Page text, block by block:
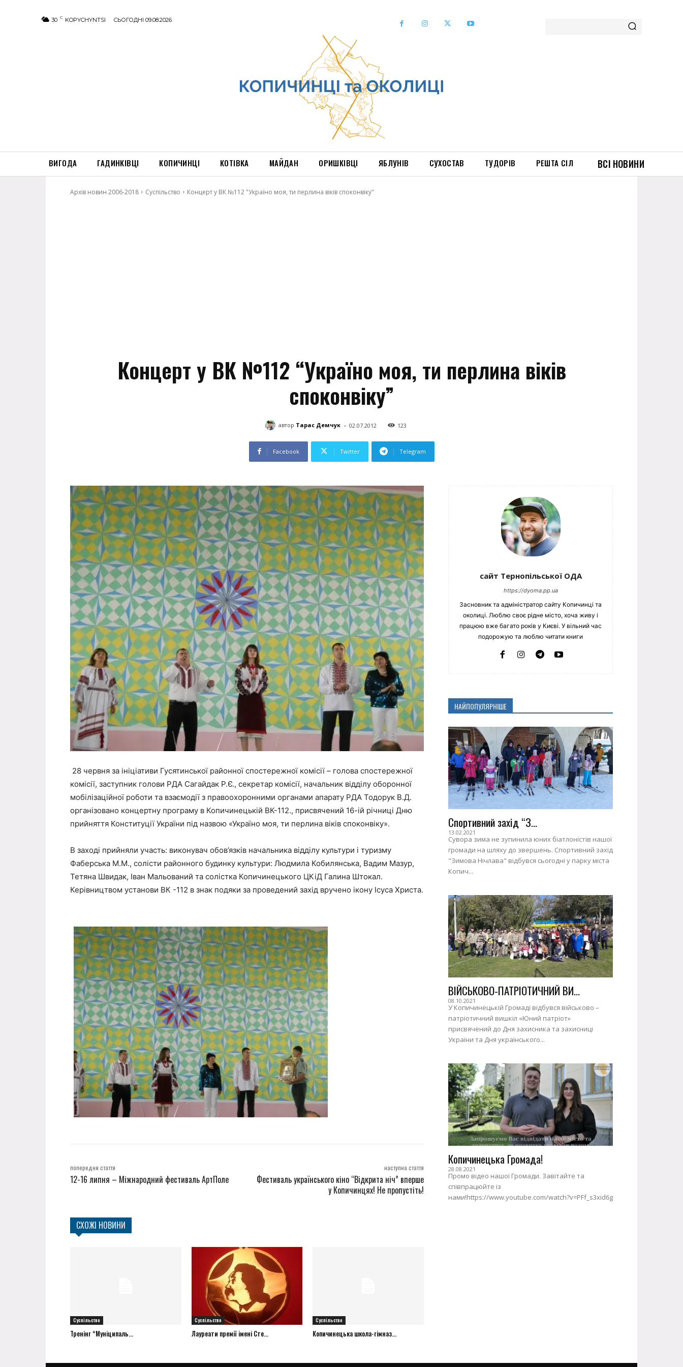
30 C KOPYCHYNTSI СЬОГОДНІ 09.08.2026
ВИГОДА ГАДИНКІВЦІ КОПИЧИНЦІ КОТІВКА МАЙДАН ОРИШКІВЦІ ЯБЛУНІВ СУХОСТАВ ТУДОРІВ РЕШТА СІЛ ВСІ НОВИНИ
Архів новин 2006-2018 Суспільство Концерт у ВК №112 "Україно моя, ти перлина віків споконвіку"
Концерт у ВК №112 “Україно моя, ти перлина віків
споконвіку”
автор Тарас Демчук - 02.07.2012 123
Facebook Twitter Telegram
28 червня за ініціативи Гусятинської районної спостережної комісії – голова спостережної
комісії, заступник голови РДА Сагайдак Р.Є., секретар комісії, начальник відділу оборонної
мобілізаційної роботи та взаємодії з правоохоронними органами апарату РДА Тодорук В.Д.
організовано концертну програму в Копичинецькій ВК-112., присвячений 16-ій річниці Дню
прийняття Конституції України під назвою «Україно моя, ти перлина віків споконвіку».
В заході прийняли участь: виконувач обов’язків начальника відділу культури і туризму
Фаберська М.М., солісти районного будинку культури: Людмила Кобилянська, Вадим Мазур,
Тетяна Швидак, Іван Мальований та солістка Копичинецького ЦКіД Галина Штокал.
Керівництвом установи ВК -112 в знак подяки за проведений захід вручено ікону Ісуса Христа.
попередня стаття
12-16 липня – Міжнародний фестиваль АртПоле
наступна стаття
Фестиваль українського кіно “Відкрита ніч” вперше
у Копичинцях! Не пропустіть!
СХОЖІ НОВИНИ
Суспільство
Тренінг “Муніципаль...
Суспільство
Лауреати премії імені Сте...
Суспільство
Копичинецька школа-гімназ...
сайт Тернопільської ОДА
https://dyoma.pp.ua
Засновник та адміністратор сайту Копичинці та
околиці. Люблю своє рідне місто, хоча живу і
працюю вже багато років у Києві. У вільний час
подорожую та люблю читати книги
НАЙПОПУЛЯРНІШЕ
Спортивний захід “З...
13.02.2021
Сувора зима не зупинила юних біатлоністів нашої
громади на шляху до звершень. Спортивний захід
"Зимова Нічлава" відбувся сьогодні у парку міста
Копич...
ВІЙСЬКОВО-ПАТРІОТИЧНИЙ ВИ...
08.10.2021
У Копичинецькій Громаді відбувся військово –
патріотичний вишкіл «Юний патріот»
присвячений до Дня захисника та захисниці
України та Дня українського...
Копичинецька Громада!
28.08.2021
Промо відео нашої Громади. Завітайте та
співпрацюйте із
нами!https://www.youtube.com/watch?v=PFf_s3xid6g